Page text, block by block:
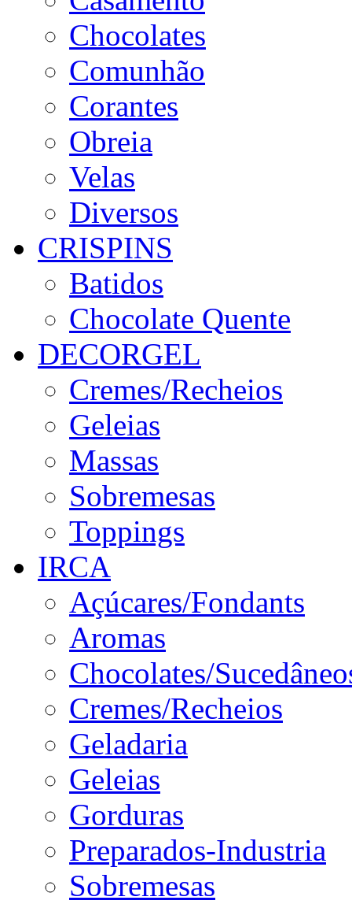
Chocolates
Comunhão
Corantes
Obreia
Velas
Diversos
CRISPINS
Batidos
Chocolate Quente
DECORGEL
Cremes/Recheios
Geleias
Massas
Sobremesas
Toppings
IRCA
Açúcares/Fondants
Aromas
Chocolates/
Cremes/Recheios
Geladaria
Geleias
Gorduras
Preparados-Industria
Sobremesas